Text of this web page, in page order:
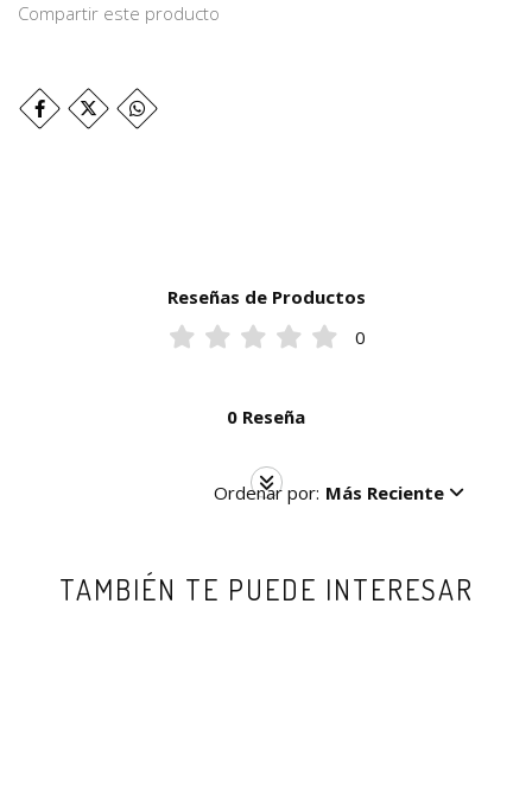
Compartir este producto
Reseñas de Productos
0
0 Reseña
Ordenar por: Más Reciente
TAMBIÉN TE PUEDE INTERESAR